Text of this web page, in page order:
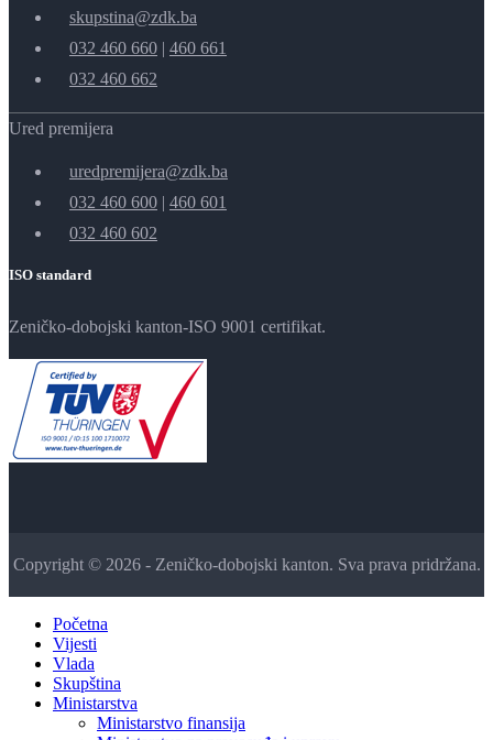
skupstina@zdk.ba
032 460 660 | 460 661
032 460 662
Ured premijera
uredpremijera@zdk.ba
032 460 600 | 460 601
032 460 602
ISO standard
Zeničko-dobojski kanton-ISO 9001 certifikat.
Copyright © 2026 - Zeničko-dobojski kanton. Sva prava pridržana.
Početna
Vijesti
Vlada
Skupština
Ministarstva
Ministarstvo finansija